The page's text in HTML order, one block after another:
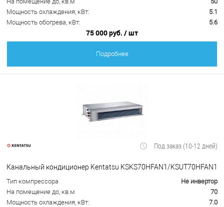
Мощность охлаждения, кВт:
5.1
Мощность обогрева, кВт:
5.6
75 000 руб. / шт
Подробнее
Под заказ (10-12 дней)
Канальный кондиционер Kentatsu KSKS70HFAN1/KSUT70HFAN1
Тип компрессора
Не инвертор
На помещение до, кв.м
70
Мощность охлаждения, кВт:
7.0